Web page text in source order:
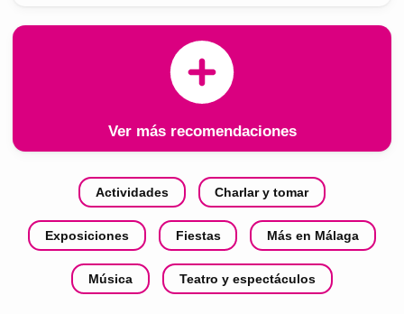
Ver más recomendaciones
Actividades Charlar y tomar
Exposiciones Fiestas Más en Málaga
Música Teatro y espectáculos